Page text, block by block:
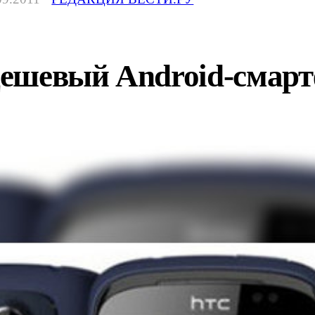
Android-